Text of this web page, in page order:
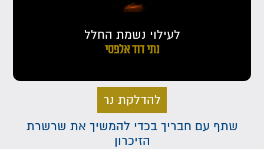
לעילוי נשמת החלל
נתי דוד אלפסי
להדלקת נר
שתף עם חבריך בכדי להמשיך את שרשרת
הזיכרון